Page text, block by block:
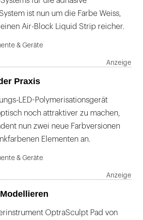
ist nun um die Farbe Weiss,
einen Air-Block Liquid Strip reicher.
& Geräte
Praxis
LED-Polymerisationsgerät
noch attraktiver zu machen,
nun zwei neue Farbversionen
Elementen an.
& Geräte
OptraSculpt Pad von